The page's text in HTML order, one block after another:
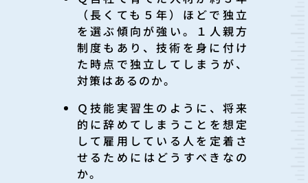
（長くても５年）ほどで独立
を選ぶ傾向が強い。１人親方
制度もあり、技術を身に付け
た時点で独立してしまうが、
対策はあるのか。
Ｑ 技能実習生のように、将来
的に辞めてしまうことを想定
して雇用している人を定着さ
せるためにはどうすべきなの
か。